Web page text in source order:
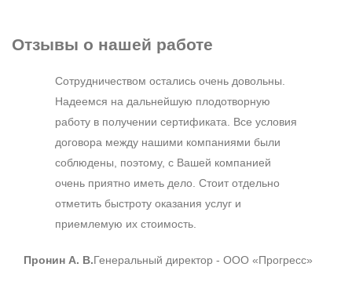
Отзывы о нашей работе
Сотрудничеством остались очень довольны.
Надеемся на дальнейшую плодотворную
работу в получении сертификата. Все условия
договора между нашими компаниями были
соблюдены, поэтому, с Вашей компанией
очень приятно иметь дело. Стоит отдельно
отметить быстроту оказания услуг и
приемлемую их стоимость.
Пронин А. В.Генеральный директор - ООО «Прогресс»